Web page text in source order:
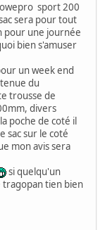
sport 200
sera pour tout
pour une journée
bien s'amuser
un week end
du
trousse de
divers
poche de coté il
sac sur le coté
mon avis sera
si quelqu'un
tragopan tien bien